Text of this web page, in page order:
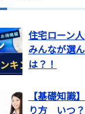
住宅ローン
みんなが選
は？！
【基礎知識
り方 いつ